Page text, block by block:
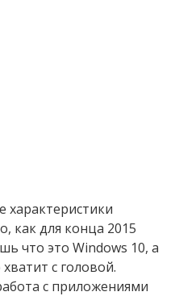
характеристики
как для конца 2015
что это Windows 10, а
с головой.
с приложениями